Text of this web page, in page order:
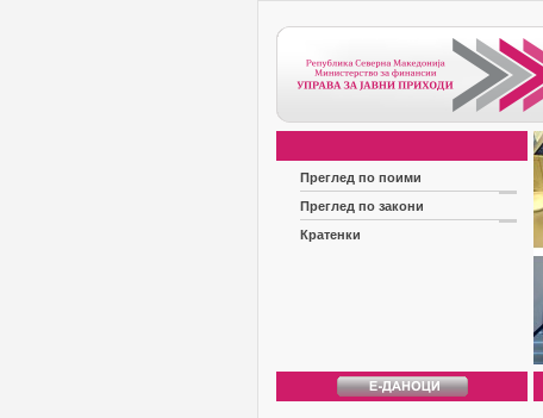
Преглед по поими
Преглед по закони
Кратенки